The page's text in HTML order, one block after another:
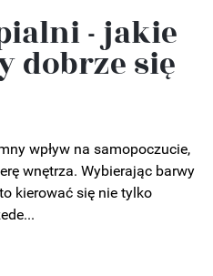
- jakie
dobrze się
wpływ na samopoczucie,
wnętrza. Wybierając barwy
kierować się nie tylko